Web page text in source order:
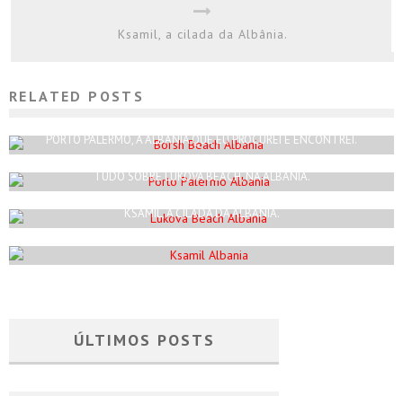
Ksamil, a cilada da Albânia.
RELATED POSTS
PORTO PALERMO, A ALBANIA QUE EU PROCUREI E ENCONTREI.
TUDO SOBRE LUKOVA BEACH, NA ALBANIA.
KSAMIL, A CILADA DA ALBÂNIA.
ÚLTIMOS POSTS